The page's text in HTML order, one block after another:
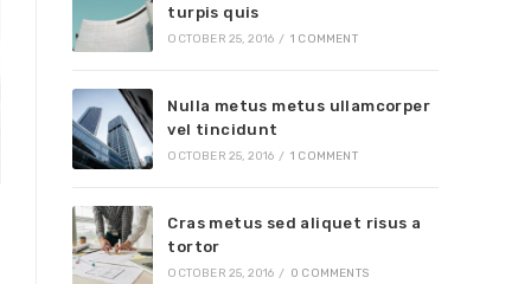
turpis quis
OCTOBER 25, 2016 / 1 COMMENT
Nulla metus metus ullamcorper
vel tincidunt
OCTOBER 25, 2016 / 1 COMMENT
Cras metus sed aliquet risus a
tortor
OCTOBER 25, 2016 / 0 COMMENTS